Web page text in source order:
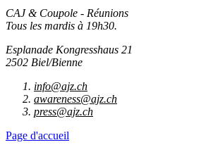
CAJ & Coupole - Réunions
Tous les mardis à 19h30.
Esplanade Kongresshaus 21
2502 Biel/Bienne
info@ajz.ch
awareness@ajz.ch
press@ajz.ch
Page d'accueil